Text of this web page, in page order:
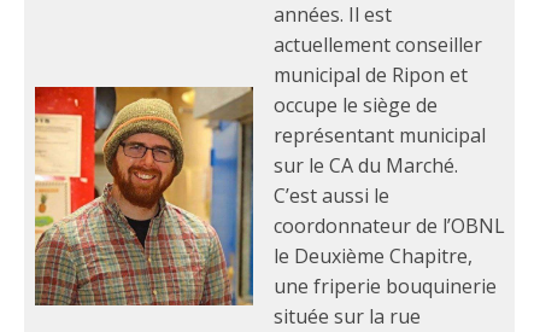
années. Il est
actuellement conseiller
municipal de Ripon et
occupe le siège de
représentant municipal
sur le CA du Marché.
C’est aussi le
coordonnateur de l’OBNL
le Deuxième Chapitre,
une friperie bouquinerie
située sur la rue